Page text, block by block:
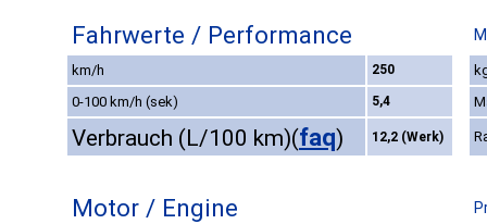
Fahrwerte / Performance
km/h 250
0-100 km/h (sek)
5,4
Verbrauch (L/100 km)(faq) 12,2 (Werk)
Motor / Engine